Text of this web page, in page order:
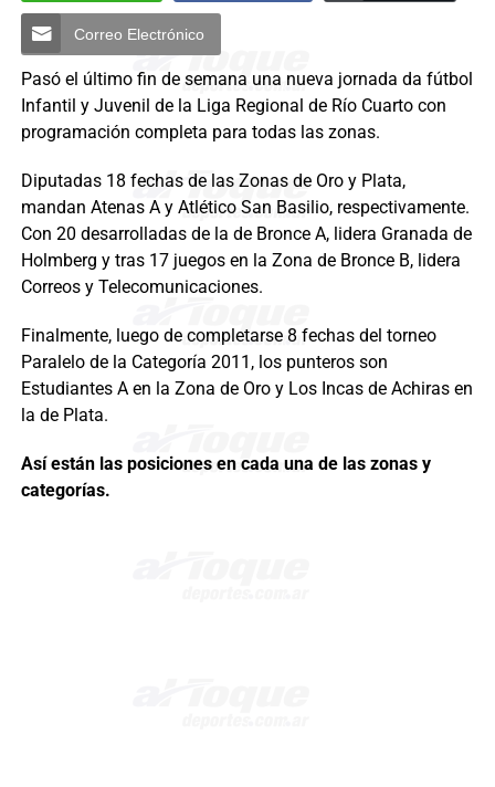
Correo Electrónico
Pasó el último fin de semana una nueva jornada da fútbol
Infantil y Juvenil de la Liga Regional de Río Cuarto con
programación completa para todas las zonas.
Diputadas 18 fechas de las Zonas de Oro y Plata,
mandan Atenas A y Atlético San Basilio, respectivamente.
Con 20 desarrolladas de la de Bronce A, lidera Granada de
Holmberg y tras 17 juegos en la Zona de Bronce B, lidera
Correos y Telecomunicaciones.
Finalmente, luego de completarse 8 fechas del torneo
Paralelo de la Categoría 2011, los punteros son
Estudiantes A en la Zona de Oro y Los Incas de Achiras en
la de Plata.
Así están las posiciones en cada una de las zonas y
categorías.